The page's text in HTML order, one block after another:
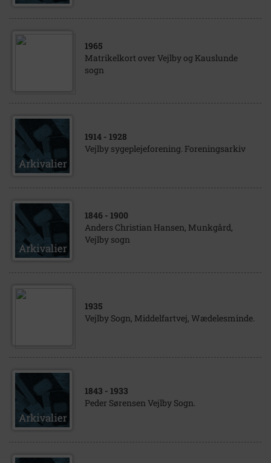
1965
Matrikelkort over Vejlby og Kauslunde
sogn
1914 - 1928
Vejlby sygeplejeforening. Foreningsarkiv
1846 - 1900
Anders Christian Hansen, Munkgård,
Vejlby sogn
1935
Vejlby Sogn, Middelfartvej, Wædelesminde.
1843 - 1933
Peder Sørensen Vejlby Sogn.